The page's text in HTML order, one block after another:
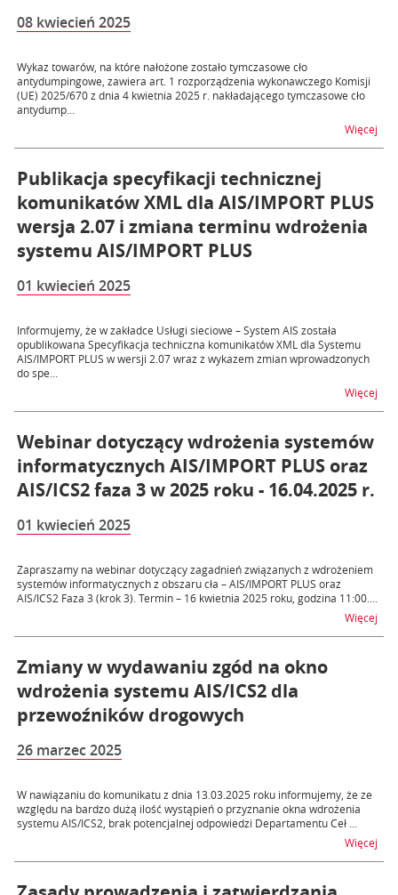
08 kwiecień 2025
Wykaz towarów, na które nałożone zostało tymczasowe cło
antydumpingowe, zawiera art. 1 rozporządzenia wykonawczego Komisji
(UE) 2025/670 z dnia 4 kwietnia 2025 r. nakładającego tymczasowe cło
antydump...
Więcej
Publikacja specyfikacji technicznej
komunikatów XML dla AIS/IMPORT PLUS
wersja 2.07 i zmiana terminu wdrożenia
systemu AIS/IMPORT PLUS
01 kwiecień 2025
Informujemy, że w zakładce Usługi sieciowe – System AIS została
opublikowana Specyfikacja techniczna komunikatów XML dla Systemu
AIS/IMPORT PLUS w wersji 2.07 wraz z wykazem zmian wprowadzonych
do spe...
Więcej
Webinar dotyczący wdrożenia systemów
informatycznych AIS/IMPORT PLUS oraz
AIS/ICS2 faza 3 w 2025 roku - 16.04.2025 r.
01 kwiecień 2025
Zapraszamy na webinar dotyczący zagadnień związanych z wdrożeniem
systemów informatycznych z obszaru cła – AIS/IMPORT PLUS oraz
AIS/ICS2 Faza 3 (krok 3). Termin – 16 kwietnia 2025 roku, godzina 11:00....
Więcej
Zmiany w wydawaniu zgód na okno
wdrożenia systemu AIS/ICS2 dla
przewoźników drogowych
26 marzec 2025
W nawiązaniu do komunikatu z dnia 13.03.2025 roku informujemy, że ze
względu na bardzo dużą ilość wystąpień o przyznanie okna wdrożenia
systemu AIS/ICS2, brak potencjalnej odpowiedzi Departamentu Ceł ...
Więcej